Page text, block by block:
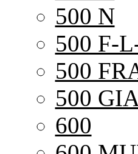
500 N
500 F-
500
500
600